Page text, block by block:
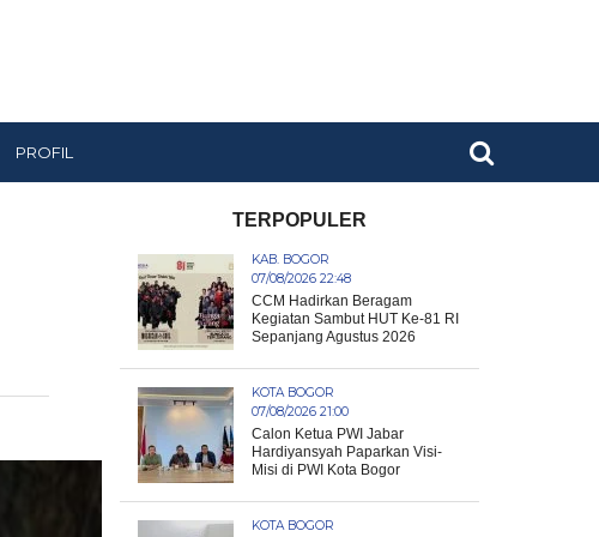
PROFIL
TERPOPULER
KAB. BOGOR
07/08/2026 22:48
CCM Hadirkan Beragam
Kegiatan Sambut HUT Ke-81 RI
Sepanjang Agustus 2026
KOTA BOGOR
07/08/2026 21:00
Calon Ketua PWI Jabar
Hardiyansyah Paparkan Visi-
Misi di PWI Kota Bogor
KOTA BOGOR